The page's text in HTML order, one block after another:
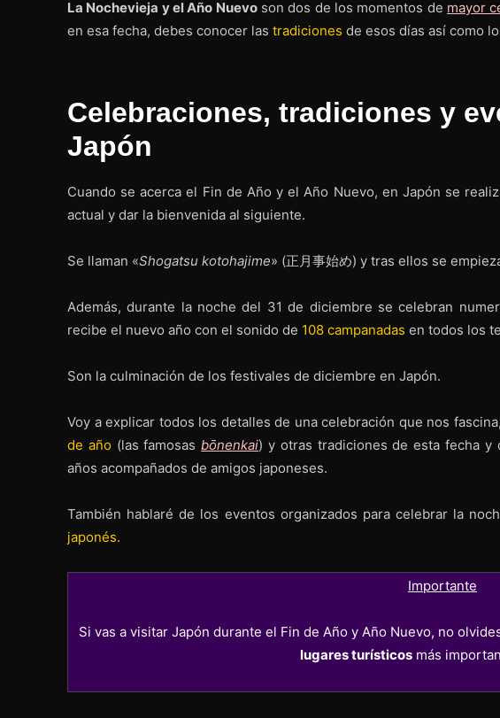
La Nochevieja y el Año Nuevoson dos de los momentos de mayor
en esa fecha, debes conocer las tradiciones de esos días así como
Celebraciones, tradiciones y
Japón
Cuando se acerca el Fin de Año y el Año Nuevo, en Japón se
actual y dar la bienvenida al siguiente.
Se llaman «Shogatsu kotohajime» (正月事始め) y tras ellos se
Además, durante la noche del 31 de diciembre se celebran
recibe el nuevo año con el sonido de 108 campanadas en todos los
Son la culminación de los festivales de diciembre en Japón.
Voy a explicar todos los detalles de una celebración que nos
de año (las famosasbōnenkai) y otras tradiciones de esta fecha y
años acompañados de amigos japoneses.
También hablaré de los eventos organizados para celebrar la
japonés.
Importante
Si vas a visitar Japón durante el Fin de Año y Año Nuevo, no
lugares turísticosmás